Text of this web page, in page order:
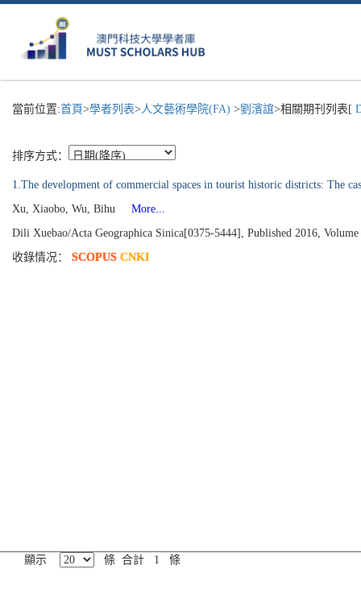
當前位置:首頁>學者列表>人文藝術學院(FA) >劉濱誼>相關期刊列表[
排序方式：
1.The development of commercial spaces in tourist historic districts: The
Xu, Xiaobo, Wu, Bihu
More...
Dili Xuebao/Acta Geographica Sinica[0375-5444], Published 2016, Volume
收錄情况： SCOPUS CNKI
顯示 條 合計 1 條